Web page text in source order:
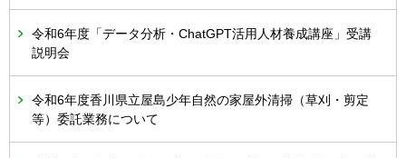
令和6年度「データ分析・ChatGPT活用人材養成講座」受講
説明会
令和6年度香川県立屋島少年自然の家屋外清掃（草刈・剪定
等）委託業務について